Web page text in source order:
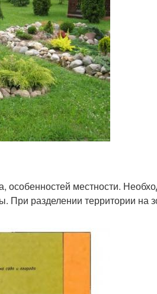
особенностей местности.
При разделении территории на